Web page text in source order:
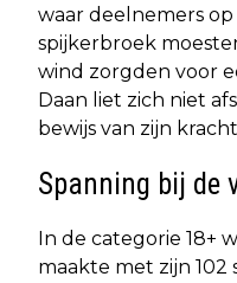
waar deelnemers
spijkerbroek
wind zorgden voor
Daan liet zich niet
bewijs van zijn
Spanning bij de
In de categorie 18+
maakte met zijn 102